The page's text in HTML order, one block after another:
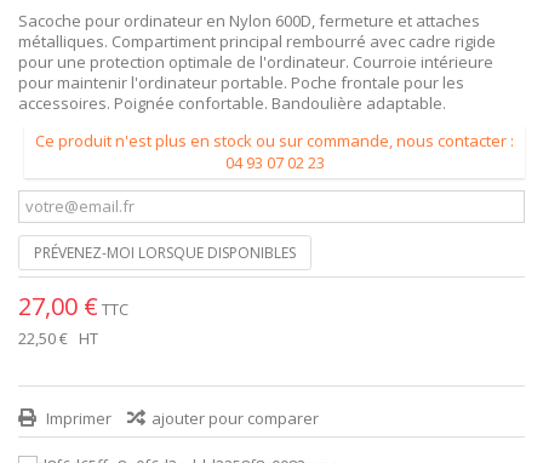
Sacoche pour ordinateur en Nylon 600D, fermeture et attaches
métalliques. Compartiment principal rembourré avec cadre rigide
pour une protection optimale de l'ordinateur. Courroie intérieure
pour maintenir l'ordinateur portable. Poche frontale pour les
accessoires. Poignée confortable. Bandoulière adaptable.
Ce produit n'est plus en stock ou sur commande, nous contacter :
04 93 07 02 23
PRÉVENEZ-MOI LORSQUE DISPONIBLES
27,00 € TTC
22,50 € HT
Imprimer ajouter pour comparer